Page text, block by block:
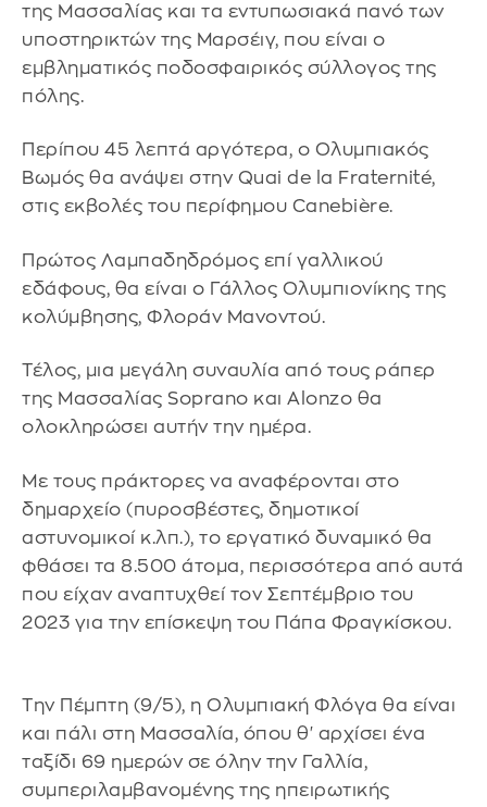
της Μασσαλίας και τα εντυπωσιακά πανό των
υποστηρικτών της Μαρσέιγ, που είναι ο
εμβληματικός ποδοσφαιρικός σύλλογος της
πόλης.
Περίπου 45 λεπτά αργότερα, ο Ολυμπιακός
Βωμός θα ανάψει στην Quai de la Fraternité,
στις εκβολές του περίφημου Canebière.
Πρώτος Λαμπαδηδρόμος επί γαλλικού
εδάφους, θα είναι ο Γάλλος Ολυμπιονίκης της
κολύμβησης, Φλοράν Μανοντού.
Τέλος, μια μεγάλη συναυλία από τους ράπερ
της Μασσαλίας Soprano και Alonzo θα
ολοκληρώσει αυτήν την ημέρα.
Με τους πράκτορες να αναφέρονται στο
δημαρχείο (πυροσβέστες, δημοτικοί
αστυνομικοί κ.λπ.), το εργατικό δυναμικό θα
φθάσει τα 8.500 άτομα, περισσότερα από αυτά
που είχαν αναπτυχθεί τον Σεπτέμβριο του
2023 για την επίσκεψη του Πάπα Φραγκίσκου.
Την Πέμπτη (9/5), η Ολυμπιακή Φλόγα θα είναι
και πάλι στη Μασσαλία, όπου θ' αρχίσει ένα
ταξίδι 69 ημερών σε όλην την Γαλλία,
συμπεριλαμβανομένης της ηπειρωτικής